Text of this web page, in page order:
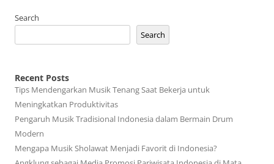
Search
Search
Recent Posts
Tips Mendengarkan Musik Tenang Saat Bekerja untuk
Meningkatkan Produktivitas
Pengaruh Musik Tradisional Indonesia dalam Bermain Drum
Modern
Mengapa Musik Sholawat Menjadi Favorit di Indonesia?